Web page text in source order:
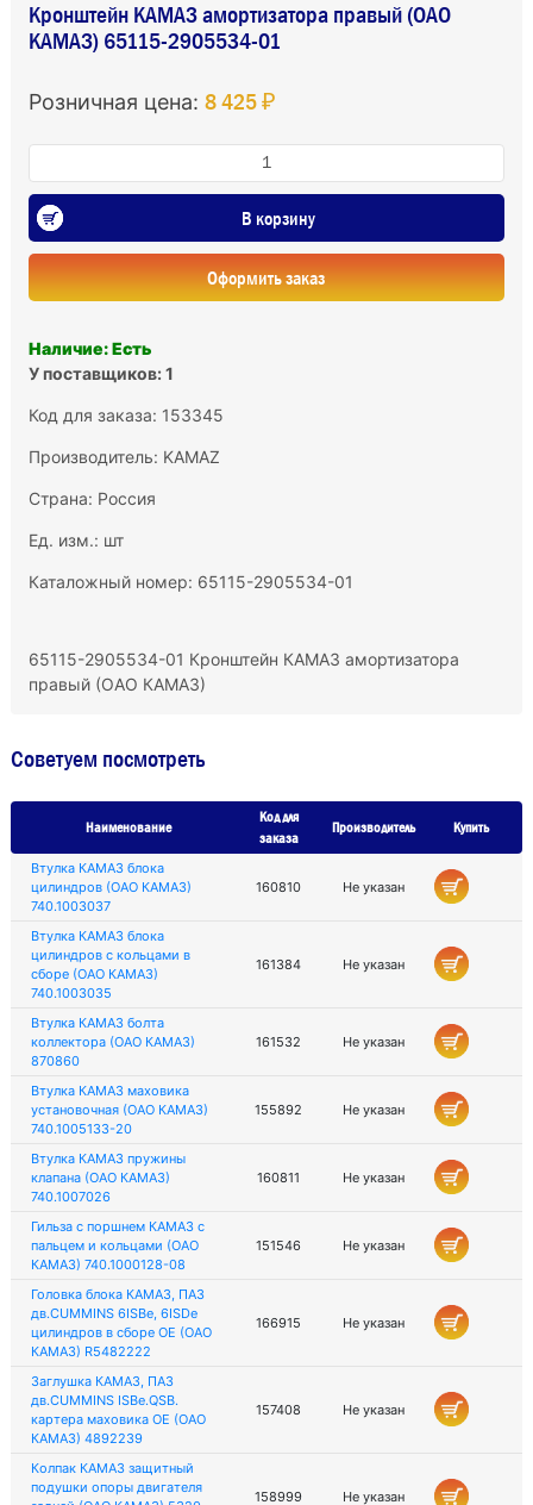
Кронштейн КАМАЗ амортизатора правый (ОАО
КАМАЗ) 65115-2905534-01
Розничная цена: 8 425 ₽
В корзину
Оформить заказ
Наличие: Есть
У поставщиков: 1
Код для заказа: 153345
Производитель: KAMAZ
Страна: Россия
Ед. изм.: шт
Каталожный номер: 65115-2905534-01
65115-2905534-01 Кронштейн КАМАЗ амортизатора
правый (ОАО КАМАЗ)
Советуем посмотреть
Наименование
Код для
заказа
Производитель Купить
Втулка КАМАЗ блока
цилиндров (ОАО КАМАЗ)
740.1003037
160810 Не указан
Втулка КАМАЗ блока
цилиндров с кольцами в
сборе (ОАО КАМАЗ)
740.1003035
161384 Не указан
Втулка КАМАЗ болта
коллектора (ОАО КАМАЗ)
870860
161532 Не указан
Втулка КАМАЗ маховика
установочная (ОАО КАМАЗ)
740.1005133-20
155892 Не указан
Втулка КАМАЗ пружины
клапана (ОАО КАМАЗ)
740.1007026
160811 Не указан
Гильза с поршнем КАМАЗ с
пальцем и кольцами (ОАО
КАМАЗ) 740.1000128-08
151546 Не указан
Головка блока КАМАЗ, ПАЗ
дв.CUMMINS 6ISBe, 6ISDe
цилиндров в сборе OE (ОАО
КАМАЗ) R5482222
166915 Не указан
Заглушка КАМАЗ, ПАЗ
дв.CUMMINS ISBe.QSB.
картера маховика OE (ОАО
КАМАЗ) 4892239
157408 Не указан
Колпак КАМАЗ защитный
подушки опоры двигателя
158999 Не указан